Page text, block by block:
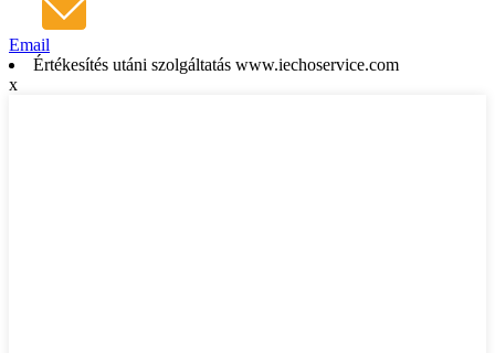
Email
Értékesítés utáni szolgáltatás www.iechoservice.com
x